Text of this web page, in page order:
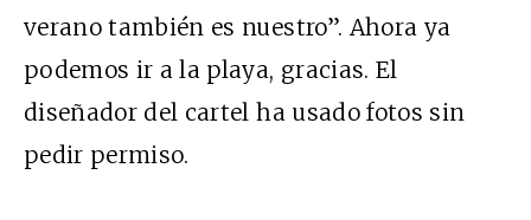
verano también es nuestro”. Ahora ya
podemos ir a la playa, gracias. El
diseñador del cartel ha usado fotos sin
pedir permiso.